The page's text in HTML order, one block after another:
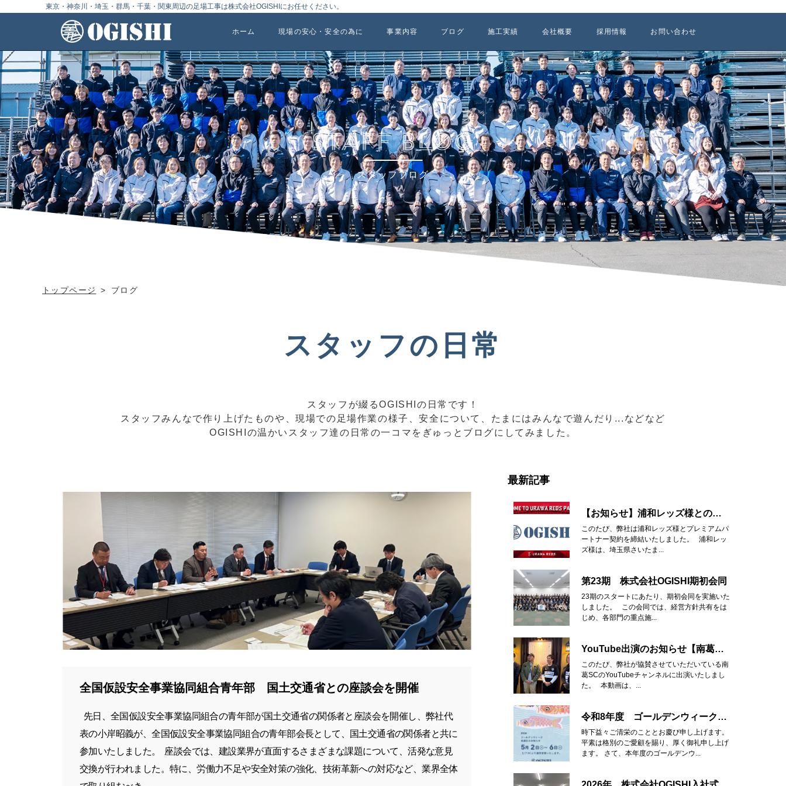
東京・神奈川・埼玉・群馬・千葉・関東周辺の足場工事は株式会社OGISHIにお任せください。
ホーム 現場の安心・安全の為に 事業内容 ブログ 施工実績 会社概要 採用情報 お問い合わせ
スタッフブログ
トップページ ブログ
スタッフの日常
スタッフが綴るOGISHIの日常です！
スタッフみんなで作り上げたものや、現場での足場作業の様子、安全について、たまにはみんなで遊んだり...などなど
OGISHIの温かいスタッフ達の日常の一コマをぎゅっとブログにしてみました。
全国仮設安全事業協同組合青年部 国土交通省との座談会を開催
先日、全国仮設安全事業協同組合の青年部が国土交通省の関係者と座談会を開催し、弊社代
表の小岸昭義が、全国仮設安全事業協同組合の青年部会長として、国土交通省の関係者と共に
参加いたしました。 ​ 座談会では、建設業界が直面するさまざまな課題について、活発な意見
交換が行われました。​特に、労働力不足や安全対策の強化、技術革新への対応など、業界全体
最新記事
【お知らせ】浦和レッズ様とのプレミアムパートナー契約締結
このたび、弊社は浦和レッズ様とプレミアムパ
ートナー契約を締結いたしました。 浦和レッ
ズ様は、埼玉県さいたま...
第23期 株式会社OGISHI期初会同
23期のスタートにあたり、期初会同を実施いた
しました。 この会同では、経営方針共有をは
じめ、各部門の重点施...
YouTube出演のお知らせ【南葛SC】
このたび、弊社が協賛させていただいている南
葛SCのYouTubeチャンネルに出演いたしまし
た。 本動画は、...
令和8年度 ゴールデンウィーク休業のお知らせ
時下益々ご清栄のこととお慶び申し上げます。
平素は格別のご愛顧を賜り、厚く御礼申し上げ
ます。 さて、本年度のゴールデンウ...